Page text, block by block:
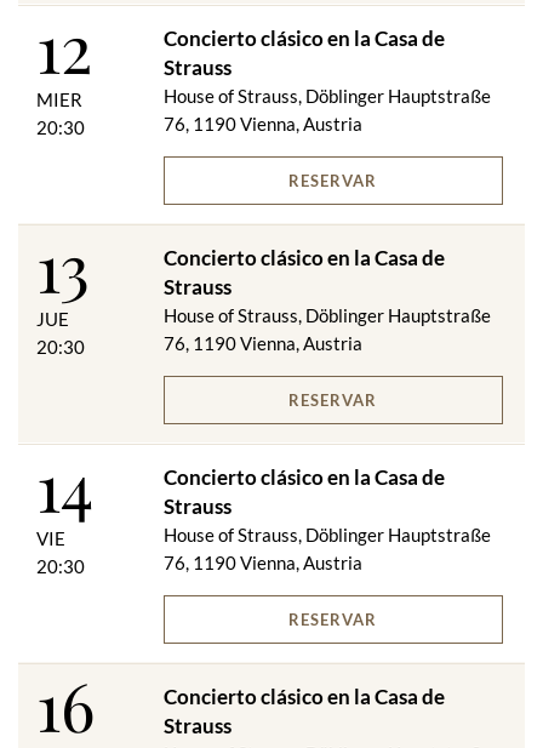
12
MIER
20:30
Concierto clásico en la Casa de
Strauss
House of Strauss, Döblinger Hauptstraße
76, 1190 Vienna, Austria
RESERVAR
13
JUE
20:30
Concierto clásico en la Casa de
Strauss
House of Strauss, Döblinger Hauptstraße
76, 1190 Vienna, Austria
RESERVAR
14
VIE
20:30
Concierto clásico en la Casa de
Strauss
House of Strauss, Döblinger Hauptstraße
76, 1190 Vienna, Austria
RESERVAR
16
Concierto clásico en la Casa de
Strauss